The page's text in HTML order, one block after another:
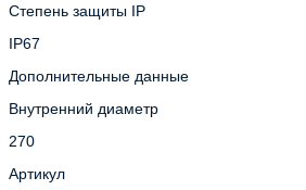
Степень защиты IP
IP67
Дополнительные данные
Внутренний диаметр
270
Артикул